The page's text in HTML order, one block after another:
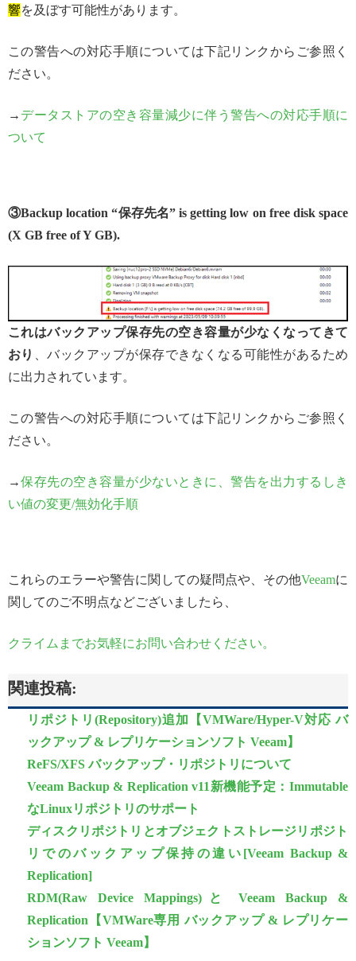
響を及ぼす可能性があります。
この警告への対応手順については下記リンクからご参照く
ださい。
→ データストアの空き容量減少に伴う警告への対応手順に
ついて
③Backup location “保存先名” is getting low on free disk space
(X GB free of Y GB).
これはバックアップ保存先の空き容量が少なくなってきて
おり
、バックアップが保存できなくなる可能性があるため
に出力されています。
この警告への対応手順については下記リンクからご参照く
ださい。
→保存先の空き容量が少ないときに、警告を出力するしき
い値の変更/無効化手順
これらのエラーや警告に関しての疑問点や、その他Veeamに
関してのご不明点などございましたら、
クライムまでお気軽にお問い合わせください。
関連投稿:
リポジトリ(Repository)追加【VMWare/Hyper-V対応 バ
ックアップ & レプリケーションソフト Veeam】
ReFS/XFS バックアップ・リポジトリについて
Veeam Backup & Replication v11新機能予定：Immutable
なLinuxリポジトリのサポート
ディスクリポジトリとオブジェクトストレージリポジト
リでのバックアップ保持の違い[Veeam Backup &
Replication]
RDM(Raw Device Mappings)と Veeam Backup &
Replication【VMWare専用 バックアップ & レプリケー
ションソフト Veeam】